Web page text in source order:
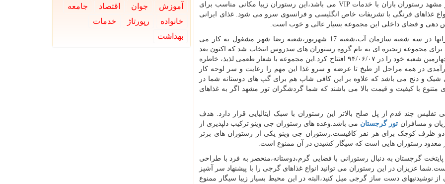
رستوران باران با خدمات VIP می باشد،این رستوران زیبا مکانی مناسب برای
غذاهای فرنگی با تشریفات خاص انگلیسی و فرانسوی سرو می شود. غذای ایرانی
دهی و فضای داخلی این مجموعه بسیار عالی و خوب است.
این مجموعه رستورانها در سه شعبه سازمان آب،شعبه 17 شهریور،شعبه رضا شهر مشغول به کار می
باشد،سدروس نام یک نوع درخت کاج است که در سال ۸۹ برای مجموعه زنجیره ای به نام گروه رستوران های سدروس انتخاب شد که اکنون بعد
از گذشت چند سال به درختی تنومند مبدل شده است که چهارمین شعبه خود را در ۹۴/۰۶/۰۷ افتتاح کرد.این مجموعه با شعار طعمی لذیذ، خاطره
در همه مراحل از طبخ تا عرضه و سرو غذا این مهم را رعایت و سر لوحه کار
و دنج می باشد که علاوه بر این کافی شاپ هم برای گپ های دوستانه شما در
متنوع با کیفیت و قیمت بالا می باشند که شما گردشگران تور مشهد اگر به غذاهای
چند قدم از پل صلح بالاتر این رستوران با سبک ایتالیایی قرار دارد. هدف
و مسافران تور گرجستان می باشد.وعده های رستوران جی وینو ترکیب دلپذیری از
ظرف کوچک برای هر نفر کافیست.رستوران جی وینو یکی از رستوران های برتر
معدود رستوران هایی است که سیگار کشیدن در آن ممنوع است.
گرجستان به دنبال رستورانی با فضایی گرم،دوستانه،منحصر به فرد با طراحی
عزیزان در این رستوران می توانید انواع غذاهای گرجی را با پیشنهاد سر آشپز
نوشیدنیهای دست ساز گرجی میل کنید،البته در این محیط بسیار زیبا سیگار ممنوع
آموزش جوان اقتصاد
جامعه
خانواده
رپورتاژ
خدمات
بهداشت